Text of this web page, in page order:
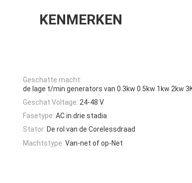
KENMERKEN
Geschatte macht:
de lage t/min generators van 0.3kw 0.5kw 1kw 2kw
Geschat Voltage: 24-48 V
Fasetype: AC in drie stadia
Stator: De rol van de Corelessdraad
Machtstype: Van-net of op-Net